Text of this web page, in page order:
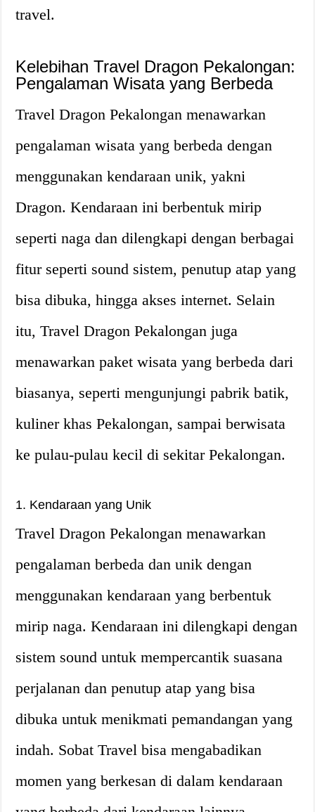
travel.
Kelebihan Travel Dragon Pekalongan:
Pengalaman Wisata yang Berbeda
Travel Dragon Pekalongan menawarkan
pengalaman wisata yang berbeda dengan
menggunakan kendaraan unik, yakni
Dragon. Kendaraan ini berbentuk mirip
seperti naga dan dilengkapi dengan berbagai
fitur seperti sound sistem, penutup atap yang
bisa dibuka, hingga akses internet. Selain
itu, Travel Dragon Pekalongan juga
menawarkan paket wisata yang berbeda dari
biasanya, seperti mengunjungi pabrik batik,
kuliner khas Pekalongan, sampai berwisata
ke pulau-pulau kecil di sekitar Pekalongan.
1. Kendaraan yang Unik
Travel Dragon Pekalongan menawarkan
pengalaman berbeda dan unik dengan
menggunakan kendaraan yang berbentuk
mirip naga. Kendaraan ini dilengkapi dengan
sistem sound untuk mempercantik suasana
perjalanan dan penutup atap yang bisa
dibuka untuk menikmati pemandangan yang
indah. Sobat Travel bisa mengabadikan
momen yang berkesan di dalam kendaraan